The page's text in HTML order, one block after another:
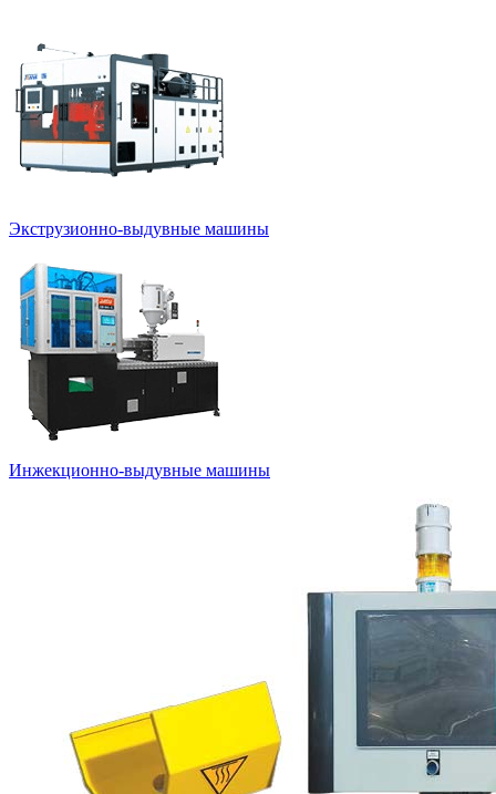
Экструзионно-выдувные машины
Инжекционно-выдувные машины